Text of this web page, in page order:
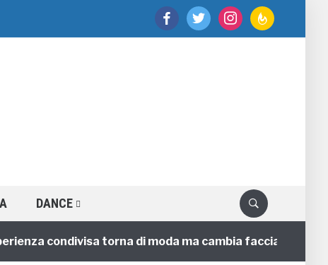
facebooktwitter instagramfeedburner
DANCE
condivisa torna di moda ma cambia faccia